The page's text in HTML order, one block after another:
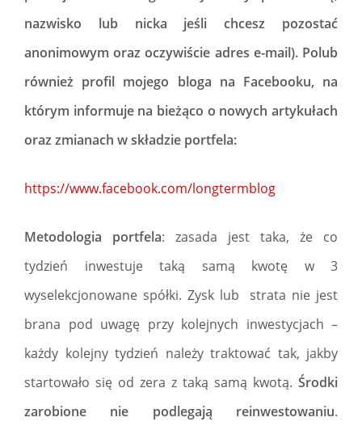
nazwisko lub nicka jeśli chcesz pozostać
anonimowym oraz oczywiście adres e-mail). Polub
również profil mojego bloga na Facebooku, na
którym informuje na bieżąco o nowych artykułach
oraz zmianach w składzie portfela:
https://www.facebook.com/longtermblog
Metodologia portfela: zasada jest taka, że co
tydzień inwestuje taką samą kwotę w 3
wyselekcjonowane spółki. Zysk lub strata nie jest
brana pod uwagę przy kolejnych inwestycjach –
każdy kolejny tydzień należy traktować tak, jakby
startowało się od zera z taką samą kwotą. Środki
zarobione nie podlegają reinwestowaniu.